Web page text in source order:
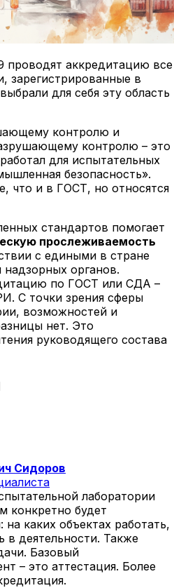
аккредитацию все
зарегистрированные в
для себя эту область
контролю и
контролю – это
для испытательных
безопасность».
что и в ГОСТ, но относятся
стандартов помогает
прослеживаемость
с едиными в стране
органов.
по ГОСТ или СДА –
С точки зрения сферы
возможностей и
нет. Это
руководящего состава
Сидоров
лаборатории
конкретно будет
на каких объектах работать,
в деятельности. Также
Базовый
– это аттестация. Более